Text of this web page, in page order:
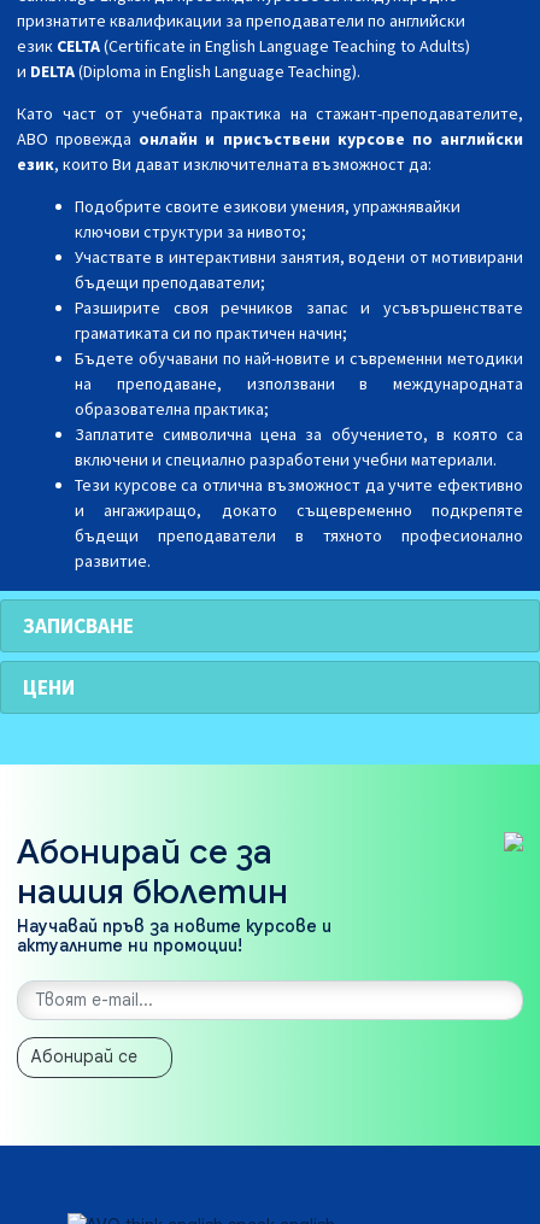
признатите квалификации за преподаватели по английски
език CELTA(Certificate in English Language Teaching to Adults)
и DELTA(Diploma in English Language Teaching).
Като част от учебната практика на стажант-преподавателите,
АВО провежда онлайн и присъствени курсове по английски
език, които Ви дават изключителната възможност да:
Подобрите своите езикови умения, упражнявайки
ключови структури за нивото;
Участвате в интерактивни занятия, водени от мотивирани
бъдещи преподаватели;
Разширите своя речников запас и усъвършенствате
граматиката си по практичен начин;
Бъдете обучавани по най-новите и съвременни методики
на преподаване, използвани в международната
образователна практика;
Заплатите символична цена за обучението, в която са
включени и специално разработени учебни материали.
Тези курсове са отлична възможност да учите ефективно
и ангажиращо, докато същевременно подкрепяте
бъдещи преподаватели в тяхното професионално
развитие.
ЗАПИСВАНЕ
ЦЕНИ
Абонирай се за
нашия бюлетин
Научавай пръв за новите курсове и
актуалните ни промоции!
Абонирай се